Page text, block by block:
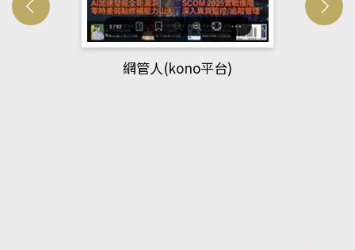
網管人(kono平台)